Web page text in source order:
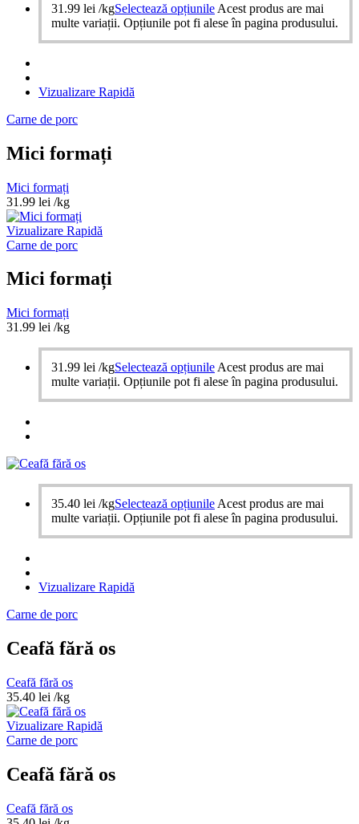
31.99 lei /kgSelectează opțiunile Acest produs are mai
multe variații. Opțiunile pot fi alese în pagina produsului.
Vizualizare Rapidă
Carne de porc
Mici formați
Mici formați
31.99 lei /kg
Vizualizare Rapidă
Carne de porc
Mici formați
Mici formați
31.99 lei /kg
31.99 lei /kgSelectează opțiunile Acest produs are mai
multe variații. Opțiunile pot fi alese în pagina produsului.
35.40 lei /kgSelectează opțiunile Acest produs are mai
multe variații. Opțiunile pot fi alese în pagina produsului.
Vizualizare Rapidă
Carne de porc
Ceafă fără os
Ceafă fără os
35.40 lei /kg
Vizualizare Rapidă
Carne de porc
Ceafă fără os
Ceafă fără os